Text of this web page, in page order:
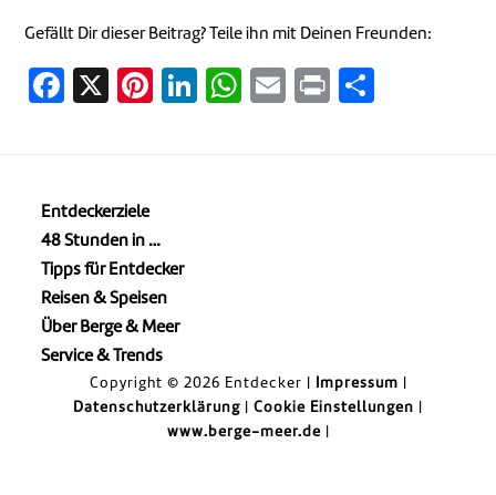
Gefällt Dir dieser Beitrag? Teile ihn mit Deinen Freunden:
Facebook
X Pinterest
LinkedIn
WhatsApp
EmailPrint
Entdeckerziele
48 Stunden in …
Tipps für Entdecker
Reisen & Speisen
Über Berge & Meer
Service & Trends
Copyright © 2026 Entdecker | Impressum
Datenschutzerklärung
Cookie Einstellungen
www.berge-meer.de|